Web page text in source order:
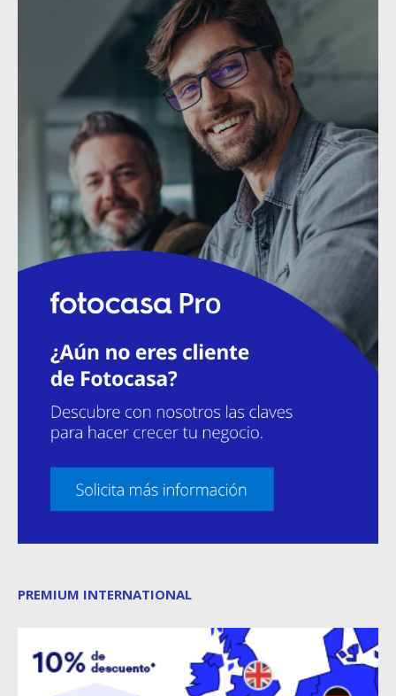
PREMIUM INTERNATIONAL